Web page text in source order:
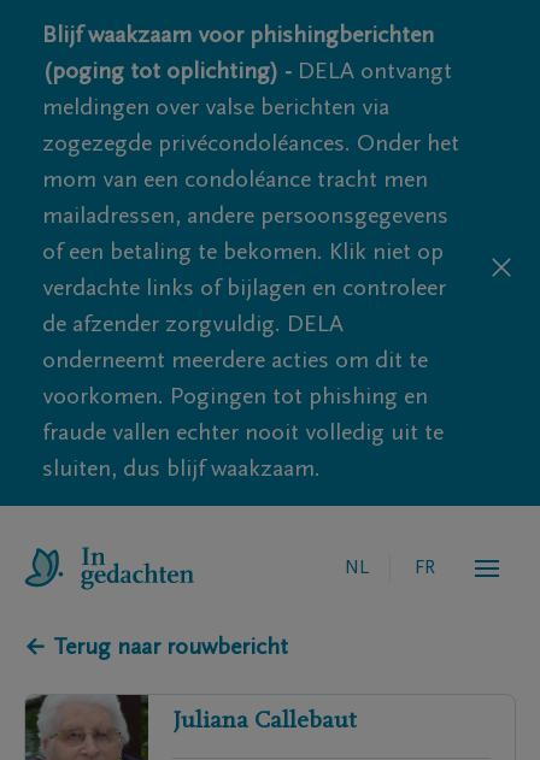
Blijf waakzaam voor phishingberichten
(poging tot oplichting) - DELA ontvangt
meldingen over valse berichten via
zogezegde privécondoléances. Onder het
mom van een condoléance tracht men
mailadressen, andere persoonsgegevens
of een betaling te bekomen. Klik niet op
verdachte links of bijlagen en controleer
de afzender zorgvuldig. DELA
onderneemt meerdere acties om dit te
voorkomen. Pogingen tot phishing en
fraude vallen echter nooit volledig uit te
sluiten, dus blijf waakzaam.
NL FR
← Terug naar rouwbericht
Juliana Callebaut